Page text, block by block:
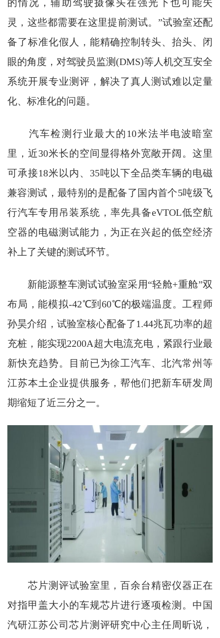
的情况，辅助驾驶摄像头在强光下也可能失
灵，这些都需要在这里提前测试。”试验室还配
备了标准化假人，能精确控制转头、抬头、闭
眼的角度，对驾驶员监测(DMS)等人机交互安全
系统开展专业测评，解决了真人测试难以定量
化、标准化的问题。
汽车检测行业最大的10米法半电波暗室
里，近30米长的空间显得格外宽敞开阔。这里
可承接18米以内、35吨以下全品类车辆的电磁
兼容测试，最特别的是配备了国内首个5吨级飞
行汽车专用吊装系统，率先具备eVTOL低空航
空器的电磁测试能力，为正在兴起的低空经济
补上了关键的测试环节。
新能源整车测试试验室采用“轻舱+重舱”双
布局，能模拟-42℃到60℃的极端温度。工程师
孙昊介绍，试验室核心配备了1.44兆瓦功率的超
充桩，能实现2200A超大电流充电，紧跟行业最
新快充趋势。目前已为徐工汽车、北汽常州等
江苏本土企业提供服务，帮他们把新车研发周
期缩短了近三分之一。
芯片测评试验室里，百余台精密仪器正在
对指甲盖大小的车规芯片进行逐项检测。中国
汽研江苏公司芯片测评研究中心主任周昕说，